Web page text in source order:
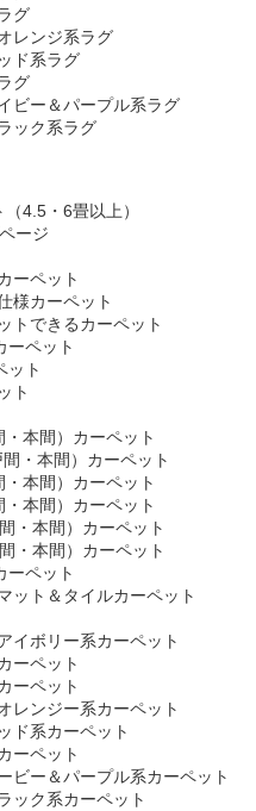
グ
レンジ系ラグ
ド系ラグ
グ
ビー＆パープル系ラグ
ック系ラグ
4.5・6畳以上）
ージ
ーペット
様カーペット
トできるカーペット
ーペット
ット
ト
本間）カーペット
・本間）カーペット
本間）カーペット
本間）カーペット
・本間）カーペット
・本間）カーペット
ーペット
ット＆タイルカーペット
イボリー系カーペット
ーペット
ーペット
レンジー系カーペット
ド系カーペット
ーペット
ビー＆パープル系カーペット
ック系カーペット